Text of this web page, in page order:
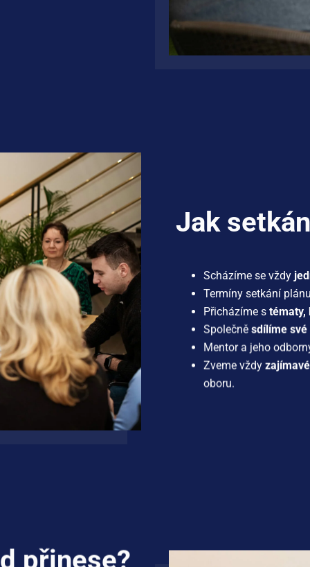
Jak
Scházíme se vždy
Termíny setkání
Přicházíme s tématy,
Společně sdílíme
Mentor a jeho
Zveme vždy
oboru.
přinese?